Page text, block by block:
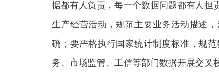
据都有人负责，每一个数据问题都有人担
生产经营活动，规范主要业务活动描述
确；要严格执行国家统计制度标准，规
务、市场监管、工信等部门数据开展交叉